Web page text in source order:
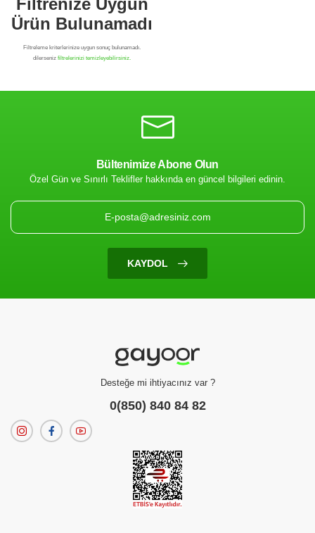
Filtrenize Uygun
Ürün Bulunamadı
Bültenimize Abone Olun
Özel Gün ve Sınırlı Teklifler hakkında en güncel bilgileri edinin.
KAYDOL
Desteğe mi ihtiyacınız var ?
0(850) 840 84 82